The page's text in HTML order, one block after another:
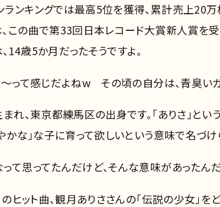
ランキングでは最高5位を獲得、累計売上20
、この曲で第33回日本レコード大賞新人賞を
14歳5か月だったそうですよ。
～って感じだよねw その頃の自分は、青臭
れ、東京都練馬区の出身です。「ありさ」と
やかな」な子に育って欲しいという意味で名づ
って思ってたんだけど、そんな意味があったん
ヒット曲、観月ありささんの「伝説の少女」をど